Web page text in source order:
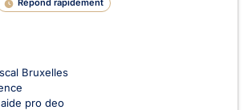
Répond rapidement
Bruxelles
aide pro deo